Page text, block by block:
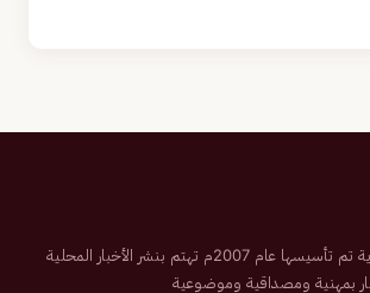
صحيفة إلكترونية سعودية تم تأسيسها عام 2007م تهتم بنشر الأخبار المحلية
بمهنية ومصداقية وموضوعية